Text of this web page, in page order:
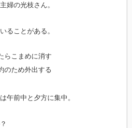
婦の光枝さん。
ることがある。
らこまめに消す
のため外出する
午前中と夕方に集中。